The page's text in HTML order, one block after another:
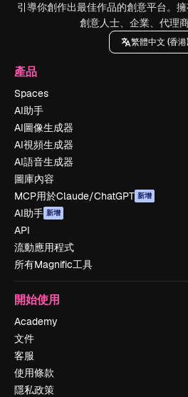
引導你創作出最佳作品的創意平台。
創意人士、企業、代理
繁體中文 (香港)
產品
Spaces
AI助手
AI圖像生成器
AI視頻生成器
AI語音生成器
圖庫內容
MCP用於Claude/ChatGPT 新增
AI助手 新增
API
流動應用程式
所有Magnific工具
開始使用
Academy
文件
客服
使用條款
隱私政策